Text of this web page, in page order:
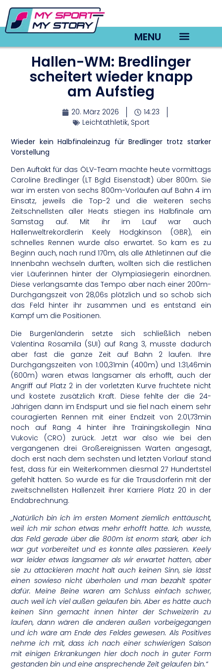
MENU
Hallen-WM: Bredlinger
scheitert wieder knapp
am Aufstieg
20. März 2026
14:23
Leichtathletik, Sport
Wieder kein Halbfinaleinzug für Bredlinger trotz starker
Vorstellung
Den Auftakt für das ÖLV-Team machte heute vormittags
Caroline Bredlinger (LT Bgld Eisenstadt) über 800m. Sie
war im ersten von sechs 800m-Vorläufen auf Bahn 4 im
Einsatz, jeweils die Top-2 und die weiteren sechs
Zeitschnellsten aller Heats stiegen ins Halbfinale am
Samstag auf. Mit ihr im Lauf war auch
Hallenweltrekordlerin Keely Hodgkinson (GBR), ein
schnelles Rennen wurde also erwartet. So kam es zu
Beginn auch, nach rund 170m, als alle Athletinnen auf die
Innenbahn wechseln durften, wollten sich die restlichen
vier Läuferinnen hinter der Olympiasiegerin einordnen.
Diese verlangsamte das Tempo aber nach einer 200m-
Durchgangszeit von 28,06s plötzlich und so schob sich
das Feld hinter ihr zusammen und es entstand ein
Kampf um die Positionen.
Die Burgenländerin setzte sich schließlich neben
Valentina Rosamila (SUI) auf Rang 3, musste dadurch
aber fast die ganze Zeit auf Bahn 2 laufen. Ihre
Durchgangszeiten von 1:00,31min (400m) und 1:31,46min
(600m) waren etwas langsamer als erhofft, auch der
Angriff auf Platz 2 in der vorletzten Kurve fruchtete nicht
und kostete zusätzlich Kraft. Diese fehlte der die 24-
Jährigen dann im Endspurt und sie fiel nach einem sehr
couragierten Rennen mit einer Endzeit von 2:01,73min
noch auf Rang 4 hinter ihre Trainingskollegin Nina
Vukovic (CRO) zurück. Jetzt war also wie bei den
vergangenen drei Großereignissen Warten angesagt,
doch erst nach dem sechsten und letzten Vorlauf stand
fest, dass für ein Weiterkommen diesmal 27 Hundertstel
gefehlt hatten. So wurde es für die Trausdorferin mit der
zweitschnellsten Hallenzeit ihrer Karriere Platz 20 in der
Endabrechnung.
„Natürlich bin ich im ersten Moment ziemlich enttäuscht,
weil ich mir schon etwas mehr erhofft hatte. Ich wusste,
das Feld gerade über die 800m ist enorm stark, aber ich
war gut vorbereitet und es konnte alles passieren. Keely
war leider etwas langsamer als wir erwartet hatten, aber
sie zu attackieren macht halt auch keinen Sinn, sie lässt
einen sowieso nicht überholen und man bezahlt später
dafür. Meine Beine waren am Schluss einfach schwer,
auch weil ich viel außen gelaufen bin. Aber es hätte auch
keinen Sinn gemacht innen hinter der Schweizerin zu
laufen, dann wären die anderen außen vorbeigegangen
und ich wäre am Ende des Feldes gewesen. Als Positives
nehme ich mit, dass ich nach einer schwierigen Saison
mit einigen Erkrankungen hier doch noch in guter Form
gestanden bin und eine ansprechende Zeit gelaufen bin.“